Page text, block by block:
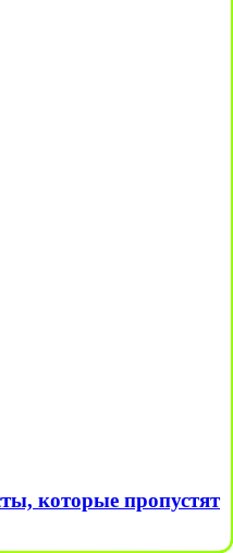
которые пропустят